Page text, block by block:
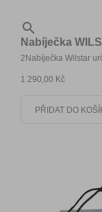

Nabíječka
2Nabíječka Wilstar
1 290,00 Kč
PŘIDAT DO